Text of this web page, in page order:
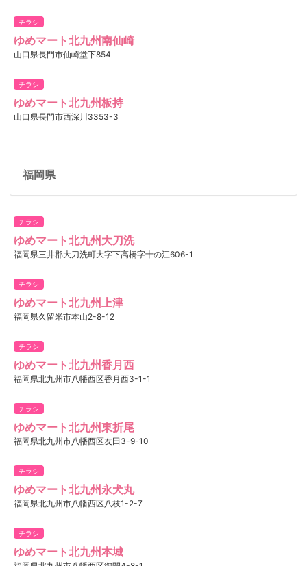
チラシ
ゆめマート北九州南仙崎
山口県長門市仙崎堂下854
チラシ
ゆめマート北九州板持
山口県長門市西深川3353-3
福岡県
チラシ
ゆめマート北九州大刀洗
福岡県三井郡大刀洗町大字下高橋字十の江606-1
チラシ
ゆめマート北九州上津
福岡県久留米市本山2-8-12
チラシ
ゆめマート北九州香月西
福岡県北九州市八幡西区香月西3-1-1
チラシ
ゆめマート北九州東折尾
福岡県北九州市八幡西区友田3-9-10
チラシ
ゆめマート北九州永犬丸
福岡県北九州市八幡西区八枝1-2-7
チラシ
ゆめマート北九州本城